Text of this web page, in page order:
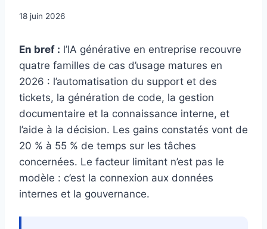
18 juin 2026
En bref : l’IA générative en entreprise recouvre
quatre familles de cas d’usage matures en
2026 : l’automatisation du support et des
tickets, la génération de code, la gestion
documentaire et la connaissance interne, et
l’aide à la décision. Les gains constatés vont de
20 % à 55 % de temps sur les tâches
concernées. Le facteur limitant n’est pas le
modèle : c’est la connexion aux données
internes et la gouvernance.